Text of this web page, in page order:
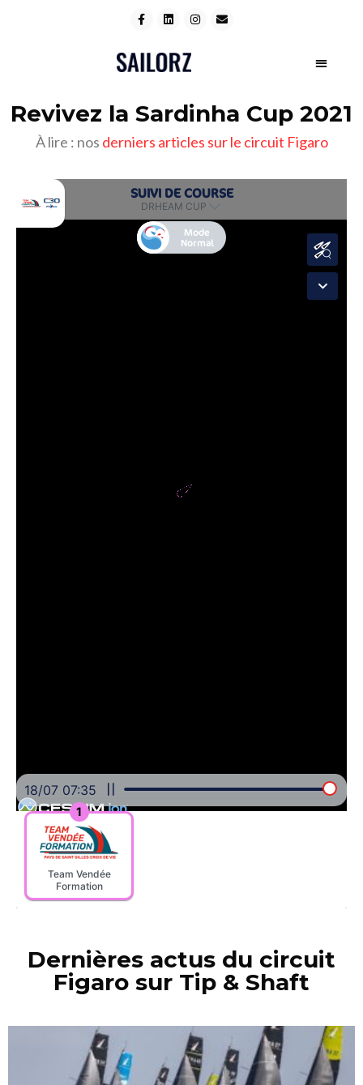
Revivez la Sardinha Cup 2021
À lire : nos derniers articles sur le circuit Figaro
Dernières actus du circuit
Figaro sur Tip & Shaft